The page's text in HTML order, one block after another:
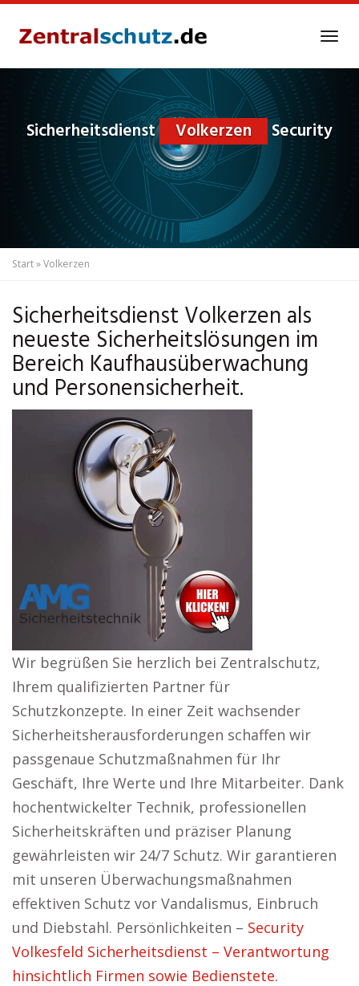
content
Sicherheitsdienst Volkerzen Security
Start»Volkerzen
Sicherheitsdienst Volkerzen als
neueste Sicherheitslösungen im
Bereich Kaufhausüberwachung
und Personensicherheit.
Wir begrüßen Sie herzlich bei Zentralschutz,
Ihrem qualifizierten Partner für
Schutzkonzepte. In einer Zeit wachsender
Sicherheitsherausforderungen schaffen wir
passgenaue Schutzmaßnahmen für Ihr
Geschäft, Ihre Werte und Ihre Mitarbeiter. Dank
hochentwickelter Technik, professionellen
Sicherheitskräften und präziser Planung
gewährleisten wir 24/7 Schutz. Wir garantieren
mit unseren Überwachungsmaßnahmen
effektiven Schutz vor Vandalismus, Einbruch
und Diebstahl. Persönlichkeiten – Security
Volkesfeld Sicherheitsdienst – Verantwortung
hinsichtlich Firmen sowie Bedienstete.